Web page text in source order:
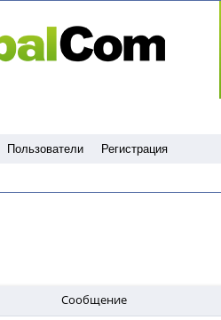
Пользователи Регистрация
Сообщение